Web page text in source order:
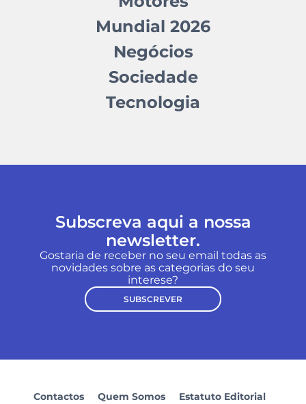
Mundial 2026
Negócios
Sociedade
Tecnologia
Subscreva aqui a nossa
newsletter.
Gostaria de receber no seu email todas as
novidades sobre as categorias do seu
interese?
SUBSCREVER
Contactos Quem Somos Estatuto Editorial